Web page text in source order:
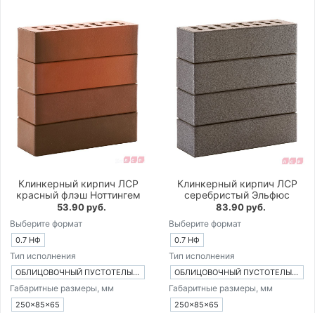
Клинкерный кирпич ЛСР
красный флэш Ноттингем
53.90 руб.
Выберите формат
0.7 НФ
Тип исполнения
ОБЛИЦОВОЧНЫЙ ПУСТОТЕЛЫЙ КИРПИЧ
Габаритные размеры, мм
250×85×65
Клинкерный кирпич ЛСР
серебристый Эльфюс
83.90 руб.
Выберите формат
0.7 НФ
Тип исполнения
ОБЛИЦОВОЧНЫЙ ПУСТОТЕЛЫЙ КИРПИЧ
Габаритные размеры, мм
250×85×65